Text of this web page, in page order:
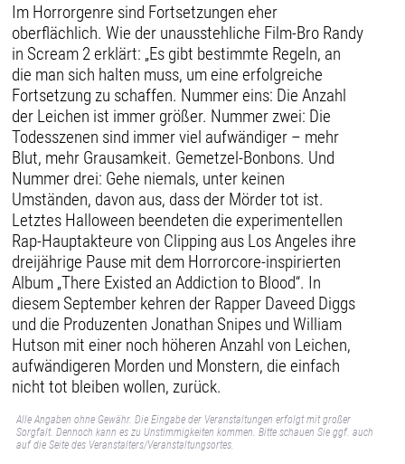
Im Horrorgenre sind Fortsetzungen eher
oberflächlich. Wie der unausstehliche Film-Bro Randy
in Scream 2 erklärt: „Es gibt bestimmte Regeln, an
die man sich halten muss, um eine erfolgreiche
Fortsetzung zu schaffen. Nummer eins: Die Anzahl
der Leichen ist immer größer. Nummer zwei: Die
Todesszenen sind immer viel aufwändiger – mehr
Blut, mehr Grausamkeit. Gemetzel-Bonbons. Und
Nummer drei: Gehe niemals, unter keinen
Umständen, davon aus, dass der Mörder tot ist.
Letztes Halloween beendeten die experimentellen
Rap-Hauptakteure von Clipping aus Los Angeles ihre
dreijährige Pause mit dem Horrorcore-inspirierten
Album „There Existed an Addiction to Blood“. In
diesem September kehren der Rapper Daveed Diggs
und die Produzenten Jonathan Snipes und William
Hutson mit einer noch höheren Anzahl von Leichen,
aufwändigeren Morden und Monstern, die einfach
nicht tot bleiben wollen, zurück.
Alle Angaben ohne Gewähr. Die Eingabe der Veranstaltungen erfolgt mit großer
Sorgfalt. Dennoch kann es zu Unstimmigkeiten kommen. Bitte schauen Sie ggf. auch
auf die Seite des Veranstalters/Veranstaltungsortes.